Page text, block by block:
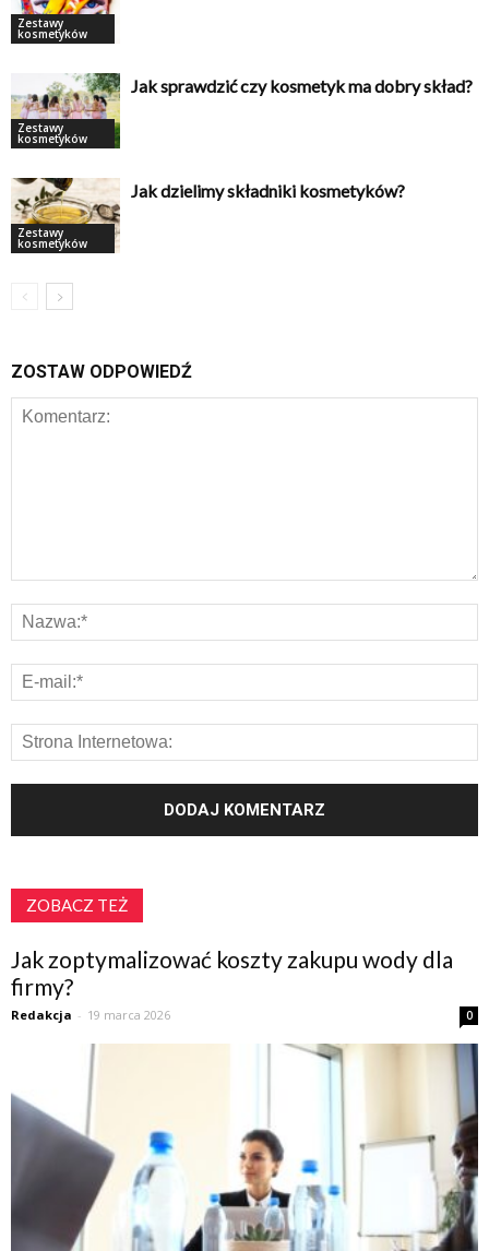
Zestawy
kosmetyków
Zestawy
kosmetyków
Jak sprawdzić czy kosmetyk ma dobry skład?
Zestawy
kosmetyków
Jak dzielimy składniki kosmetyków?
ZOSTAW ODPOWIEDŹ
ZOBACZ TEŻ
Jak zoptymalizować koszty zakupu wody dla
firmy?
Redakcja - 19 marca 2026 0